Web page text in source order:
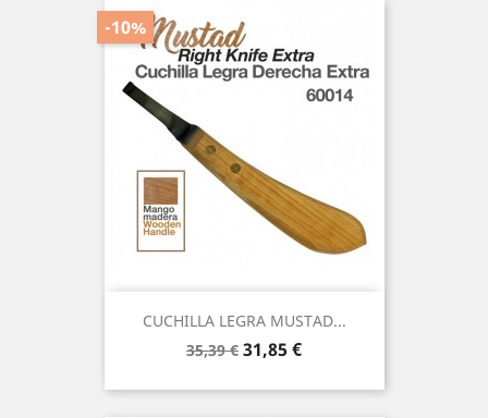
CUCHILLA LEGRA MUSTAD...
Precio
35,39 €
-10%
Precio
31,85 €